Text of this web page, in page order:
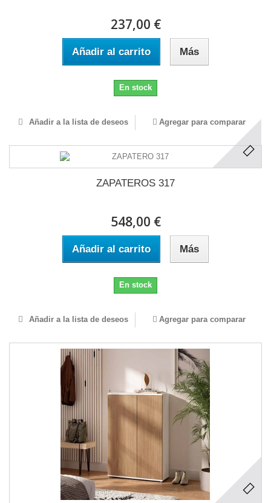
237,00 €
Añadir al carrito Más
En stock
Añadir a la lista de deseos Agregar para comparar
ZAPATEROS 317
548,00 €
Añadir al carrito Más
En stock
Añadir a la lista de deseos Agregar para comparar